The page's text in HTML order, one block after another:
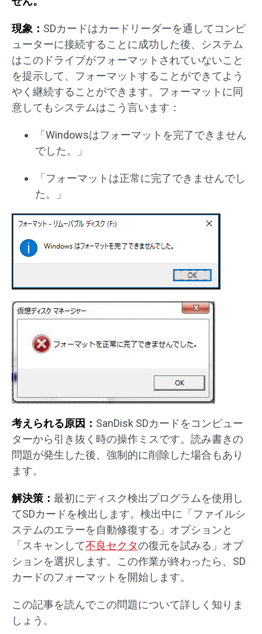
現象： SDカードはカードリーダーを通してコンピ
ューターに接続することに成功した後、システム
はこのドライブがフォーマットされていないこと
を提示して、フォーマットすることができてよう
やく継続することができます。フォーマットに同
意してもシステムはこう言います：
「Windowsはフォーマットを完了できません
でした。」
「フォーマットは正常に完了できませんでし
た。」
考えられる原因： SanDisk SDカードをコンピュー
ターから引き抜く時の操作ミスです。読み書きの
問題が発生した後、強制的に削除した場合もあり
ます。
解決策： 最初にディスク検出プログラムを使用し
てSDカードを検出します。検出中に「ファイルシ
ステムのエラーを自動修復する」オプションと
「スキャンして不良セクタの復元を試みる」オプ
ションを選択します。この作業が終わったら、SD
カードのフォーマットを開始します。
この記事を読んでこの問題について詳しく知りま
しょう。